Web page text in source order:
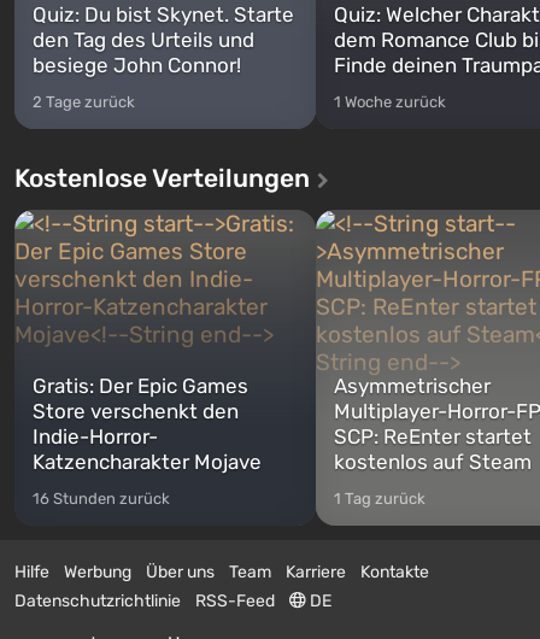
Quiz: Du bist Skynet. Starte
den Tag des Urteils und
besiege John Connor!
2 Tage zurück
Quiz: Welcher
dem Romance Club
Finde deinen
1 Woche zurück
Kostenlose Verteilungen
Gratis: Der Epic Games
Store verschenkt den
Indie-Horror-
Katzencharakter Mojave
16 Stunden zurück
Asymmetrischer
Multiplayer-Horror-
SCP: ReEnter startet
kostenlos auf Steam
1 Tag zurück
Hilfe Werbung Über uns Team Karriere
Kontakte
Datenschutzrichtlinie
RSS-Feed DE